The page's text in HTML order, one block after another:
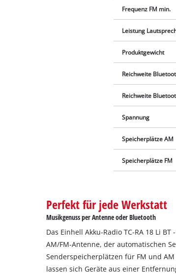
Frequenz FM min.
Leistung
Produktgewicht
Reichweite
Reichweite
Spannung
Speicherplätze AM
Speicherplätze FM
Perfekt für jede Werkstatt
Musikgenuss per Antenne oder Bluetooth
Das Einhell Akku-Radio TC-RA 18 Li
AM/FM-Antenne, der automatischen
Senderspeicherplätzen für FM und
lassen sich Geräte aus einer